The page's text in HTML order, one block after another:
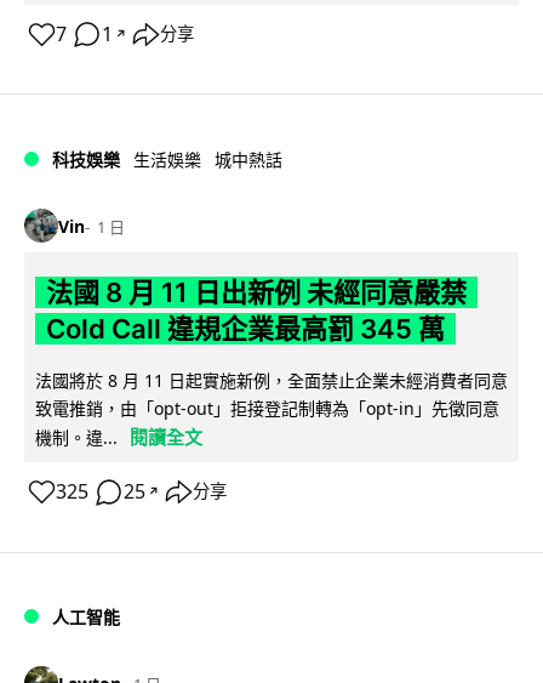
7 1 ↗ 分享
科技娛樂 生活娛樂 城中熱話
Vin 1 日
法國 8 月 11 日出新例 未經同意嚴禁
Cold Call 違規企業最高罰 345 萬
法國將於 8 月 11 日起實施新例，全面禁止企業未經消費者同意
致電推銷，由「opt-out」拒接登記制轉為「opt-in」先徵同意
機制。違...
閱讀全文
325 25 ↗ 分享
人工智能